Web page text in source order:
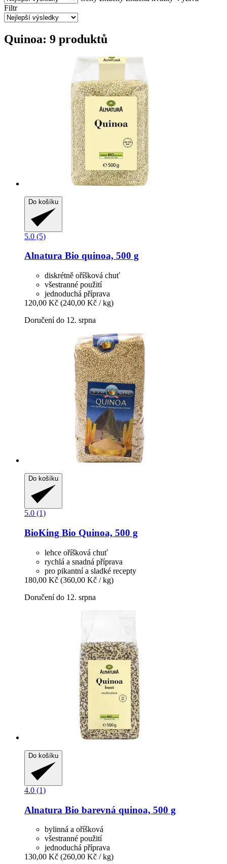
Filtr
Quinoa: 9 produktů
Do košíku
5.0 (5)
Alnatura Bio quinoa, 500 g
diskrétně oříšková chuť
všestranné použití
jednoduchá příprava
120,00 Kč (240,00 Kč / kg)
Doručení do 12. srpna
Do košíku
5.0 (1)
BioKing Bio Quinoa, 500 g
lehce oříšková chuť
rychlá a snadná příprava
pro pikantní a sladké recepty
180,00 Kč (360,00 Kč / kg)
Doručení do 12. srpna
Do košíku
4.0 (1)
Alnatura Bio barevná quinoa, 500 g
bylinná a oříšková
všestranné použití
jednoduchá příprava
130,00 Kč (260,00 Kč / kg)